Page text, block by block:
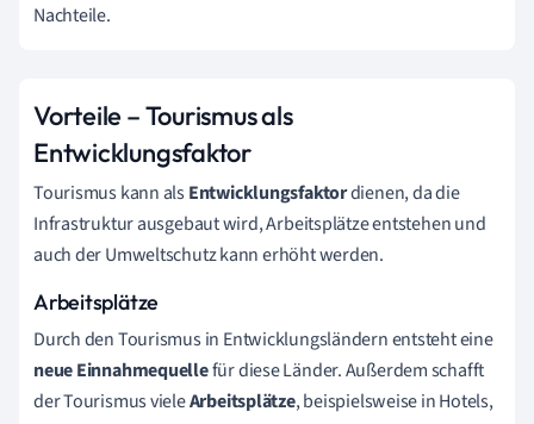
Nachteile.
Vorteile – Tourismus als
Entwicklungsfaktor
Tourismuskann alsEntwicklungsfaktordienen, da die
Infrastruktur ausgebaut wird, Arbeitsplätze entstehen und
auch der Umweltschutz kann erhöht werden.
Arbeitsplätze
Durch denTourismusin Entwicklungsländern entsteht eine
neue Einnahmequellefür diese Länder. Außerdem schafft
der Tourismus vieleArbeitsplätze, beispielsweise in Hotels,